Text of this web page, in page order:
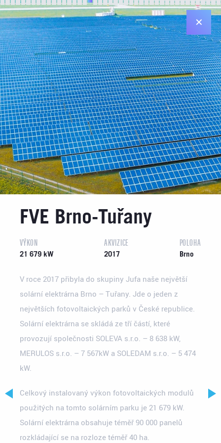
FVE Brno-Tuřany
VÝKON
21 679 kW
AKVIZICE
2017
POLOHA
Brno
V roce 2017 přibyla do skupiny Jufa naše největší
solární elektrárna Brno – Tuřany. Jde o jeden z
největších fotovoltaických parků v České republice.
Solární elektrárna se skládá ze tří částí, které
provozují společnosti SOLEVA s.r.o. – 8 638 kW,
MERULOS s.r.o. – 7 567kW a SOLEDAM s.r.o. – 5 474
kW.
Celkový instalovaný výkon fotovoltaických modulů
použitých na tomto solárním parku je 21 679 kW.
Solární elektrárna obsahuje téměř 90 000 panelů
rozkládající se na rozloze téměř 40 ha.
✕
Sídlo v Plzni
Diamantová 896/33
312 00 Plzeň
Sídlo v Praze
Jiráskovo nám. 6 (Tančící dům)
120 00 Praha 2
Kontakt
Email: info@jufa.cz
Made by